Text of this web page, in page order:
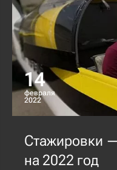
14
февраля
2022
Стажировки
на 2022 год